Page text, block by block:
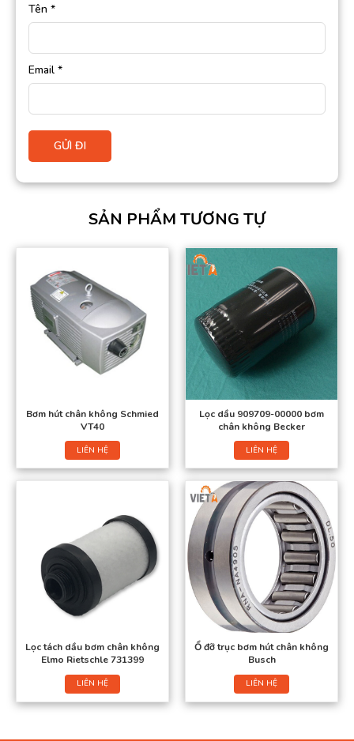
Tên *
Email *
SẢN PHẨM TƯƠNG TỰ
Bơm hút chân không Schmied
VT40
LIÊN HỆ
Lọc dầu 909709-00000 bơm
chân không Becker
LIÊN HỆ
Lọc tách dầu bơm chân không
Elmo Rietschle 731399
LIÊN HỆ
Ổ đỡ trục bơm hút chân không
Busch
LIÊN HỆ